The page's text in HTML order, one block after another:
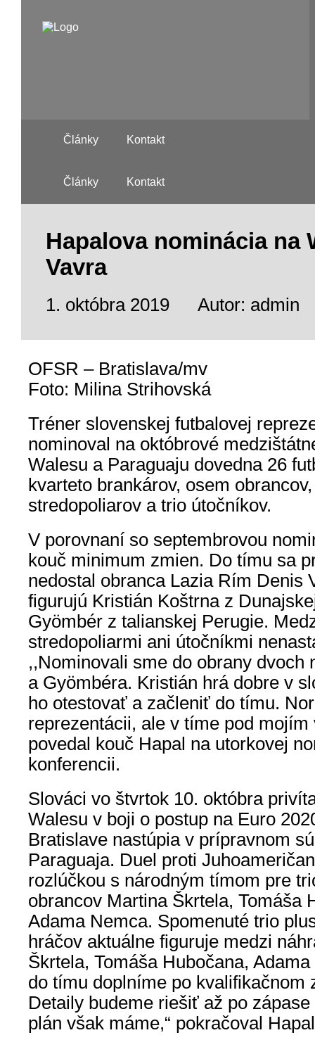
Články Kontakt
Články Kontakt
Hapalova nominácia na
Vavra
1. októbra 2019 Autor: admin
OFSR – Bratislava/mv
Foto: Milina Strihovská
Tréner slovenskej futbalovej
nominoval na októbrové
Walesu a Paraguaju dovedna 26
kvarteto brankárov, osem
stredopoliarov a trio útočníkov.
V porovnaní so septembrovou
kouč minimum zmien. Do tímu sa
nedostal obranca Lazia Rím Denis
figurujú Kristián Koštrna z
Gyömbér z talianskej Perugie.
stredopoliarmi ani útočníkmi
,,Nominovali sme do obrany dvoch
a Gyömbéra. Kristián hrá dobre v
ho otestovať a začleniť do tímu.
reprezentácii, ale v tíme pod mojím
povedal kouč Hapal na utorkovej
konferencii.
Slováci vo štvrtok 10. októbra
Walesu v boji o postup na Euro
Bratislave nastúpia v prípravnom
Paraguaja. Duel proti
rozlúčkou s národným tímom pre
obrancov Martina Škrtela, Tomáša
Adama Nemca. Spomenuté trio
hráčov aktuálne figuruje medzi
Škrtela, Tomáša Hubočana,
do tímu doplníme po kvalifikačnom
Detaily budeme riešiť až po
plán však máme,“ pokračoval